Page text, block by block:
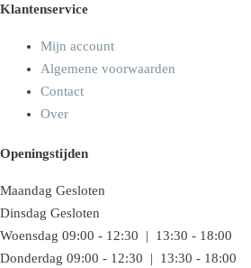
Klantenservice
Mijn account
Algemene voorwaarden
Contact
Over
Openingstijden
Maandag Gesloten
Dinsdag Gesloten
Woensdag 09:00 - 12:30 | 13:30 - 18:00
Donderdag 09:00 - 12:30 | 13:30 - 18:00